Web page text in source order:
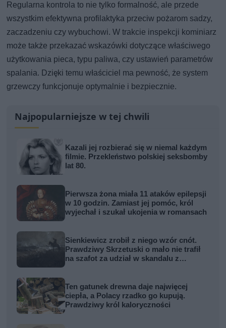
Regularna kontrola to nie tylko formalność, ale przede
wszystkim efektywna profilaktyka przeciw pożarom sadzy,
zaczadzeniu czy wybuchowi. W trakcie inspekcji kominiarz
może także przekazać wskazówki dotyczące właściwego
użytkowania pieca, typu paliwa, czy ustawień parametrów
spalania. Dzięki temu właściciel ma pewność, że system
grzewczy funkcjonuje optymalnie i bezpiecznie.
Najpopularniejsze w tej chwili
Kazali jej rozbierać się w niemal każdym
filmie. Przekleństwo polskiej seksbomby
lat 80.
Pierwsza żona miała 11 ataków epilepsji
w 10 godzin. Zamiast jej pomóc, król
wyjechał i szukał ukojenia w romansach
Sienkiewicz zrobił z niego wzór cnót.
Prawdziwy Skrzetuski o mało nie trafił
na szafot za udział w skandalu z
Ten gatunek drewna daje najwięcej
ciepła, a Polacy rzadko go kupują.
Prawdziwy król kaloryczności